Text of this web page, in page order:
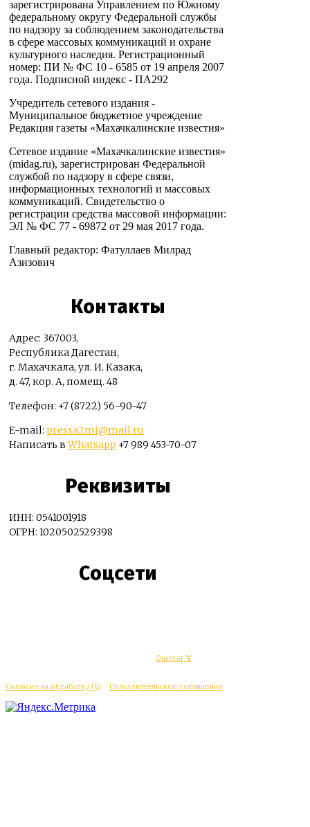
зарегистрирована Управлением по Южному
федеральному округу Федеральной службы
по надзору за соблюдением законодательства
в сфере массовых коммуникаций и охране
культурного наследия. Регистрационный
номер: ПИ № ФС 10 - 6585 от 19 апреля 2007
года. Подписной индекс - ПА292
Учредитель сетевого издания -
Муниципальное бюджетное учреждение
Редакция газеты «Махачкалинские известия»
Сетевое издание «Махачкалинские известия»
(midag.ru), зарегистрирован Федеральной
службой по надзору в сфере связи,
информационных технологий и массовых
коммуникаций. Свидетельство о
регистрации средства массовой информации:
ЭЛ № ФС 77 - 69872 от 29 мая 2017 года.
Главный редактор: Фатуллаев Милрад
Азизович
Контакты
Адрес: 367003,
Республика Дагестан,
г. Махачкала, ул. И. Казака,
д. 47, кор. А, помещ. 48
Телефон: +7 (8722) 56-90-47
E-mail: pressa2mi@mail.ru
Написать вWhatsapp +7 989 453-70-07
Реквизиты
ИНН: 0541001918
ОГРН: 1020502529398
Соцсети
Quantor-∀
Согласие на обработку ПД Пользовательское соглашение